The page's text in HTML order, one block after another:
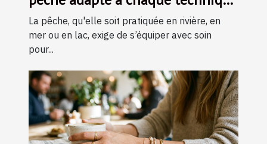
?
La pêche, qu'elle soit pratiquée en rivière, en
mer ou en lac, exige de s’équiper avec soin
pour...